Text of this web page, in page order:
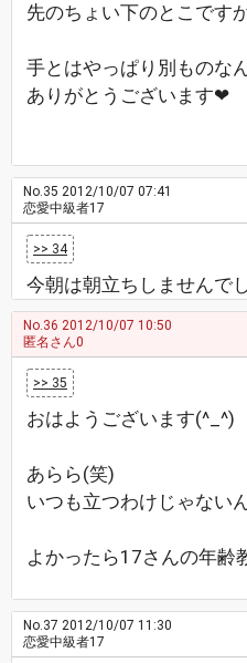
先のちょい下のとこです
手とはやっぱり別ものな
ありがとうございます❤
No.35 2012/10/07 07:41
恋愛中級者17
>> 34
今朝は朝立ちしませんで
No.36 2012/10/07 10:50
匿名さん0
>> 35
おはようございます(^_^)
あらら(笑)
いつも立つわけじゃない
よかったら17さんの年齢
No.37 2012/10/07 11:30
恋愛中級者17